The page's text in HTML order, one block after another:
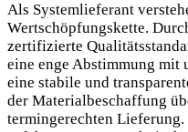
Als Systemlieferant
Wertschöpfungskette.
zertifizierte
eine enge Abstimmung mit
eine stabile und
der Materialbeschaffung
termingerechten